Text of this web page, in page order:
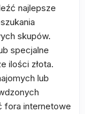
najlepsze
skupów.
specjalne
ilości złota.
lub
fora internetowe